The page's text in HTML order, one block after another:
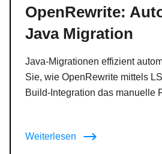
OpenRewrite:
Java Migration
Java-Migrationen effizient
Sie, wie OpenRewrite mittels
Build-Integration das manuelle
Weiterlesen